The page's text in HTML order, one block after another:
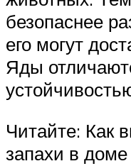
безопаснее
его могут
Яды
Читайте: Как
запахи в